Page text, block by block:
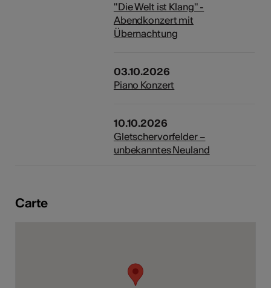
"Die Welt ist Klang" -
Abendkonzert mit
Übernachtung
03.10.2026
Piano Konzert
10.10.2026
Gletschervorfelder –
unbekanntes Neuland
Carte